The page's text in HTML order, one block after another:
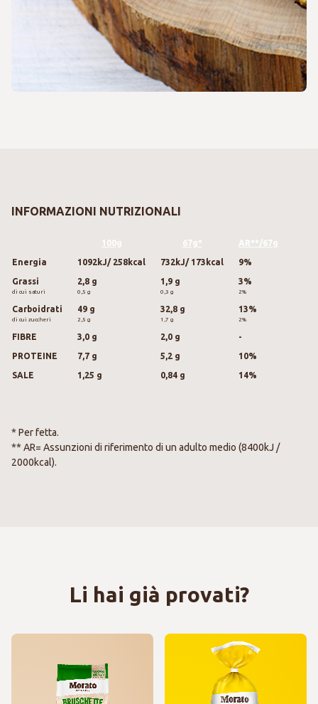
INFORMAZIONI NUTRIZIONALI
100g 67g* AR**/67g
Energia 1092kJ/ 258kcal 732kJ/ 173kcal 9%
Grassi
di cui saturi
2,8 g
0,5 g
1,9 g
0,3 g
3%
2%
Carboidrati
di cui zuccheri
49 g
2,5 g
32,8 g
1,7 g
13%
2%
FIBRE 3,0 g 2,0 g -
PROTEINE 7,7 g 5,2 g 10%
SALE 1,25 g 0,84 g 14%
* Per fetta.
** AR= Assunzioni di riferimento di un adulto medio (8400kJ /
2000kcal).
Li hai già provati?